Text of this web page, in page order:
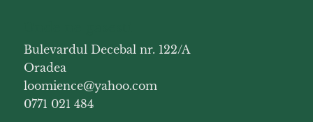
Bulevardul Decebal nr. 122/A
Oradea
loomience@yahoo.com
0771 021 484